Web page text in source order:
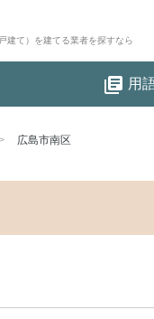
建て）を建てる業者を探すなら
library_books 用
広島市南区